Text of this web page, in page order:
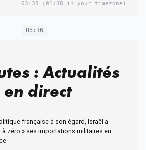
03:38 (01:38 in your timezone)
05:16
: Actualités
direct
française à son égard, Israël a
à zéro » ses importations militaires en